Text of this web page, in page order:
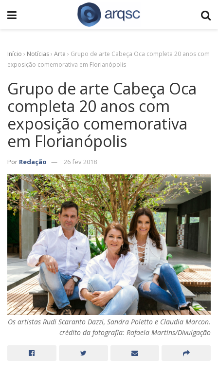
Início › Notícias› Arte › Grupo de arte Cabeça Oca completa 20 anos com
exposição comemorativa em Florianópolis
Grupo de arte Cabeça Oca
completa 20 anos com
exposição comemorativa
em Florianópolis
Por Redação 26 fev 2018
Os artistas Rudi Scaranto Dazzi, Sandra Poletto e Claudia Marcon.
crédito da fotografia: Rafaela Martins/Divulgação